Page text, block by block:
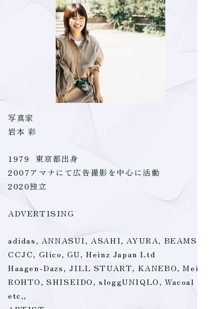
写真家
岩本 彩
1979 東京都出身
2007アマナにて広告撮影を中心に活動
2020独立
ADVERTISING
adidas, ANNASUI, ASAHI, AYURA, BEAMS,
CCJC, Glico, GU, Heinz Japan Ltd
Haagen-Dazs, JILL STUART, KANEBO, Meiji,
ROHTO, SHISEIDO, sloggUNIQLO, Wacoal
etc,,